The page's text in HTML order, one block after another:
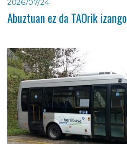
2026/07/24
Abuztuan ez da TAOrik izango